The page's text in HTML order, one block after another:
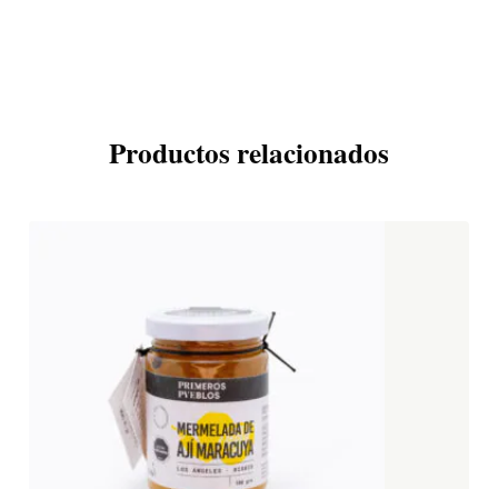
Productos relacionados